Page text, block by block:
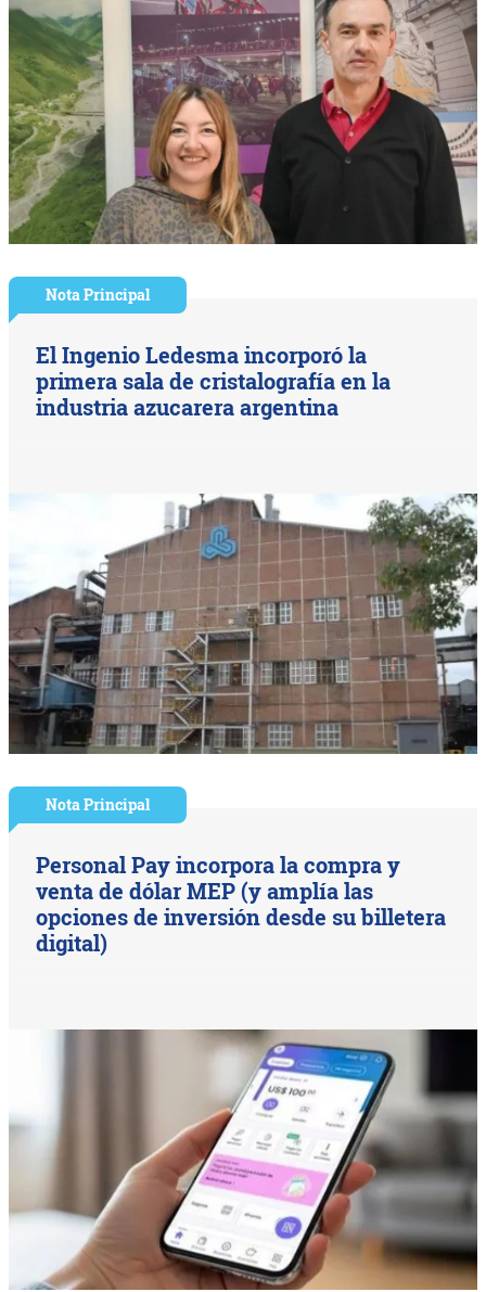
Nota Principal
El Ingenio Ledesma incorporó la
primera sala de cristalografía en la
industria azucarera argentina
Nota Principal
Personal Pay incorpora la compra y
venta de dólar MEP (y amplía las
opciones de inversión desde su billetera
digital)